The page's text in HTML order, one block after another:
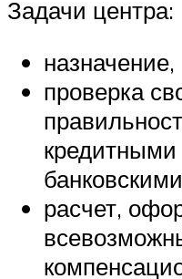
Задачи центра:
проверка
кредитными
расчет,